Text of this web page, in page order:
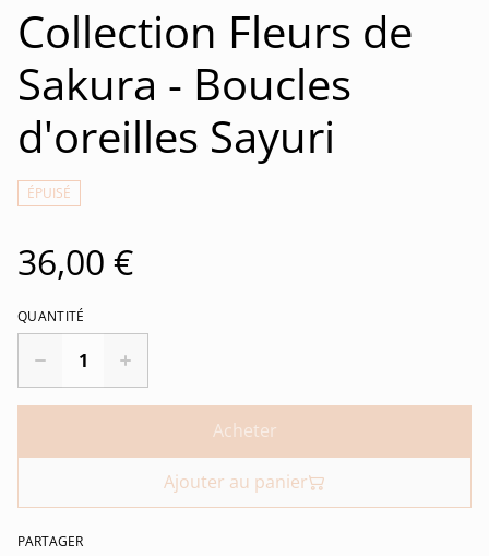
Collection Fleurs de
Sakura - Boucles
d'oreilles Sayuri
ÉPUISÉ
36,00 €
QUANTITÉ
Acheter
Ajouter au panier
PARTAGER